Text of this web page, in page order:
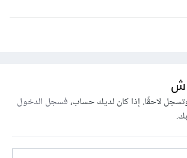
لاحقًا. إذا كان لديك حساب،فسجل الدخول